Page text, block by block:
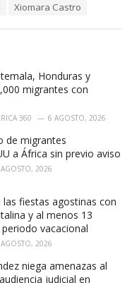
Xiomara Castro
Honduras y
migrantes con
360 6 AGOSTO, 2026
de migrantes
a África sin previo aviso
2026
las fiestas agostinas con
y al menos 13
vacacional
2026
niega amenazas al
judicial en